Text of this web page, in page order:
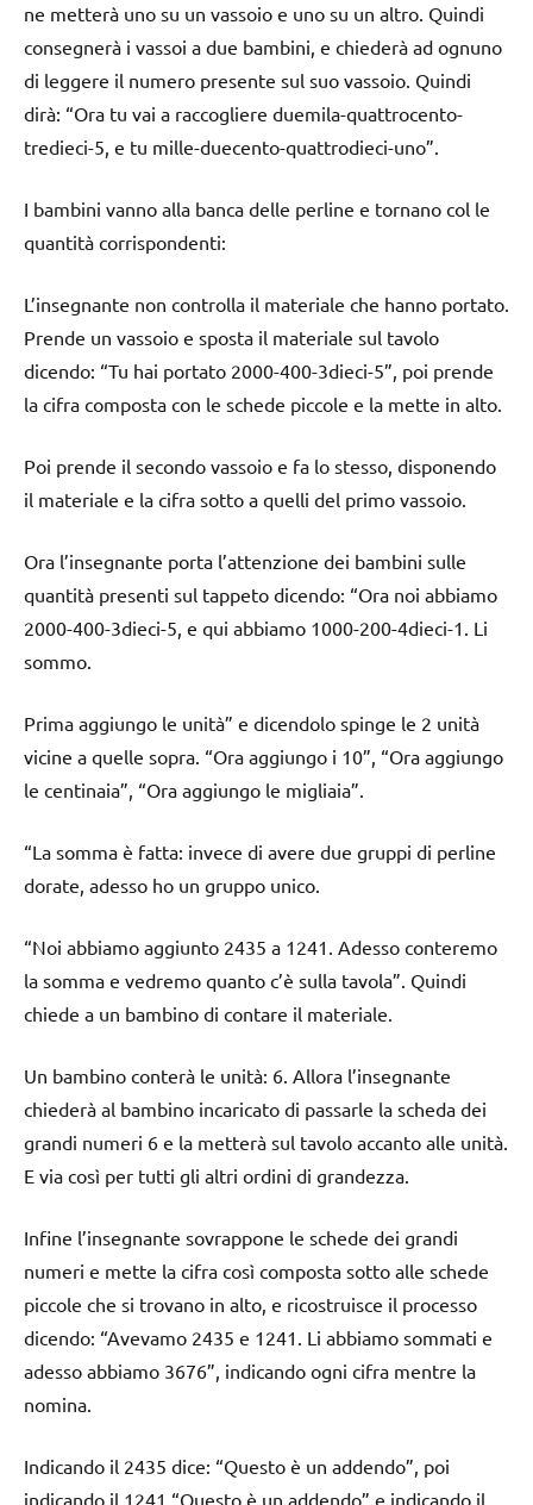
ne metterà uno su un vassoio e uno su un altro. Quindi
consegnerà i vassoi a due bambini, e chiederà ad ognuno
di leggere il numero presente sul suo vassoio. Quindi
dirà: “Ora tu vai a raccogliere duemila-quattrocento-
tredieci-5, e tu mille-duecento-quattrodieci-uno”.
I bambini vanno alla banca delle perline e tornano col le
quantità corrispondenti:
L’insegnante non controlla il materiale che hanno portato.
Prende un vassoio e sposta il materiale sul tavolo
dicendo: “Tu hai portato 2000-400-3dieci-5”, poi prende
la cifra composta con le schede piccole e la mette in alto.
Poi prende il secondo vassoio e fa lo stesso, disponendo
il materiale e la cifra sotto a quelli del primo vassoio.
Ora l’insegnante porta l’attenzione dei bambini sulle
quantità presenti sul tappeto dicendo: “Ora noi abbiamo
2000-400-3dieci-5, e qui abbiamo 1000-200-4dieci-1. Li
sommo.
Prima aggiungo le unità” e dicendolo spinge le 2 unità
vicine a quelle sopra. “Ora aggiungo i 10”, “Ora aggiungo
le centinaia”, “Ora aggiungo le migliaia”.
“La somma è fatta: invece di avere due gruppi di perline
dorate, adesso ho un gruppo unico.
“Noi abbiamo aggiunto 2435 a 1241. Adesso conteremo
la somma e vedremo quanto c’è sulla tavola”. Quindi
chiede a un bambino di contare il materiale.
Un bambino conterà le unità: 6. Allora l’insegnante
chiederà al bambino incaricato di passarle la scheda dei
grandi numeri 6 e la metterà sul tavolo accanto alle unità.
E via così per tutti gli altri ordini di grandezza.
Infine l’insegnante sovrappone le schede dei grandi
numeri e mette la cifra così composta sotto alle schede
piccole che si trovano in alto, e ricostruisce il processo
dicendo: “Avevamo 2435 e 1241. Li abbiamo sommati e
adesso abbiamo 3676”, indicando ogni cifra mentre la
nomina.
Indicando il 2435 dice: “Questo è un addendo”, poi
indicando il 1241 “Questo è un addendo” e indicando il